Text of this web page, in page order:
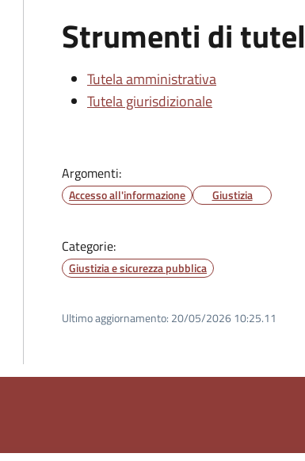
Strumenti di
Tutela amministrativa
Tutela giurisdizionale
Argomenti:
Accesso all'informazione Giustizia
Categorie:
Giustizia e sicurezza pubblica
Ultimo aggiornamento: 20/05/2026 10:25.11